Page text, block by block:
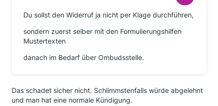
Du sollst den Widerruf ja nicht per Klage durchführen,
sondern zuerst selber mit den Formulierungshilfen
Mustertexten
danach im Bedarf über Ombudsstelle.
Das schadet sicher nicht. Schlimmstenfalls würde abgelehnt
und man hat eine normale Kündigung.